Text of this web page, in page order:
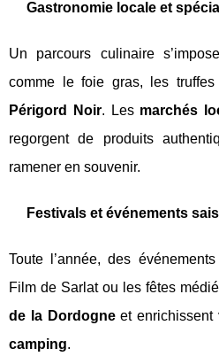
Gastronomie locale et
Un parcours culinaire
comme le foie gras, les
Périgord Noir. Les marchés
regorgent de produits
ramener en souvenir.
Festivals et événements
Toute l’année, des
Film de Sarlat ou les fêtes
de la Dordogneet enrichissent
camping.